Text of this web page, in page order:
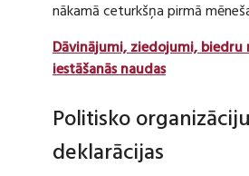
nākamā ceturkšņa pirmā
Dāvinājumi, ziedojumi, biedru
iestāšanās naudas
Politisko
deklarācijas